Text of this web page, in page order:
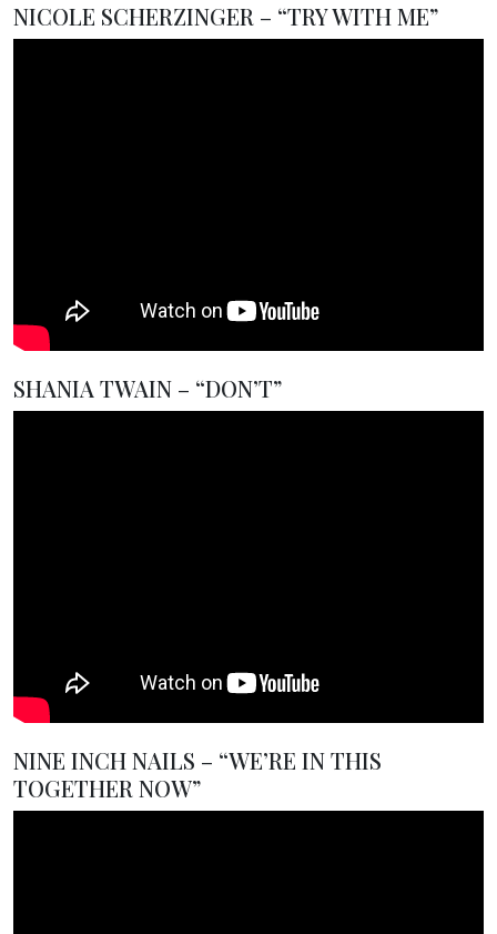
NICOLE SCHERZINGER – “TRY WITH ME”
SHANIA TWAIN – “DON’T”
NINE INCH NAILS – “WE’RE IN THIS
TOGETHER NOW”